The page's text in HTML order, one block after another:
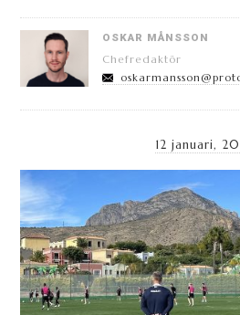
OSKAR MÅNSSON
Chefredaktör
12 januari,